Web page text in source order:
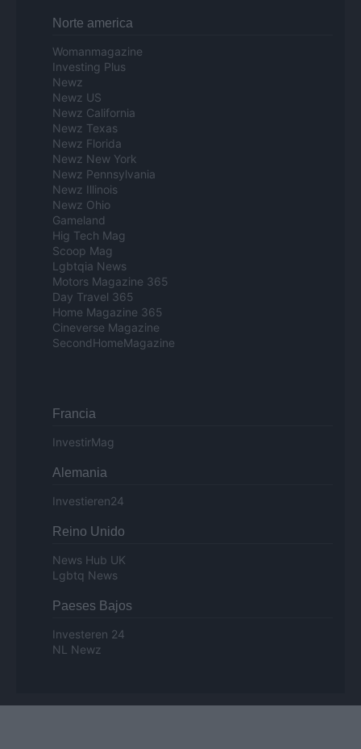
Norte america
Womanmagazine
Investing Plus
Newz
Newz US
Newz California
Newz Texas
Newz Florida
Newz New York
Newz Pennsylvania
Newz Illinois
Newz Ohio
Gameland
Hig Tech Mag
Scoop Mag
Lgbtqia News
Motors Magazine 365
Day Travel 365
Home Magazine 365
Cineverse Magazine
SecondHomeMagazine
Francia
InvestirMag
Alemania
Investieren24
Reino Unido
News Hub UK
Lgbtq News
Paeses Bajos
Investeren 24
NL Newz